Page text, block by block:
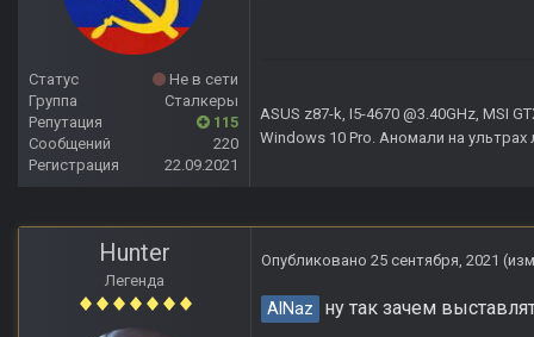
Статус
Не в сети
Группа
Сталкеры
Репутация
115
Сообщений
220
Регистрация
22.09.2021
ASUS z87-k, I5-4670 @3.40GHz, MSI
Windows 10 Pro. Аномали на
Hunter
Легенда
Опубликовано 25 сентября, 2021
AlNaz ну так зачем